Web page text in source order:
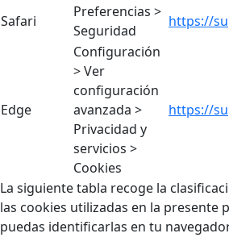
Safari
Preferencias >
Seguridad
https://
Edge
Configuración
> Ver
configuración
avanzada >
Privacidad y
servicios >
Cookies
https://
La siguiente tabla recoge la
las cookies utilizadas en la presente
puedas identificarlas en tu